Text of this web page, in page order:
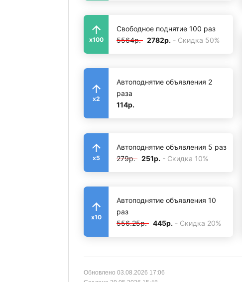
x100
Свободное поднятие 100 раз
5564р. 2782р. - Скидка 50%
x2
Автоподнятие объявления 2
раза
114р.
x5
Автоподнятие объявления 5 раз
279р. 251р. - Скидка 10%
x10
Автоподнятие объявления 10
раз
556.25р. 445р. - Скидка 20%
Обновлено 03.08.2026 17:06